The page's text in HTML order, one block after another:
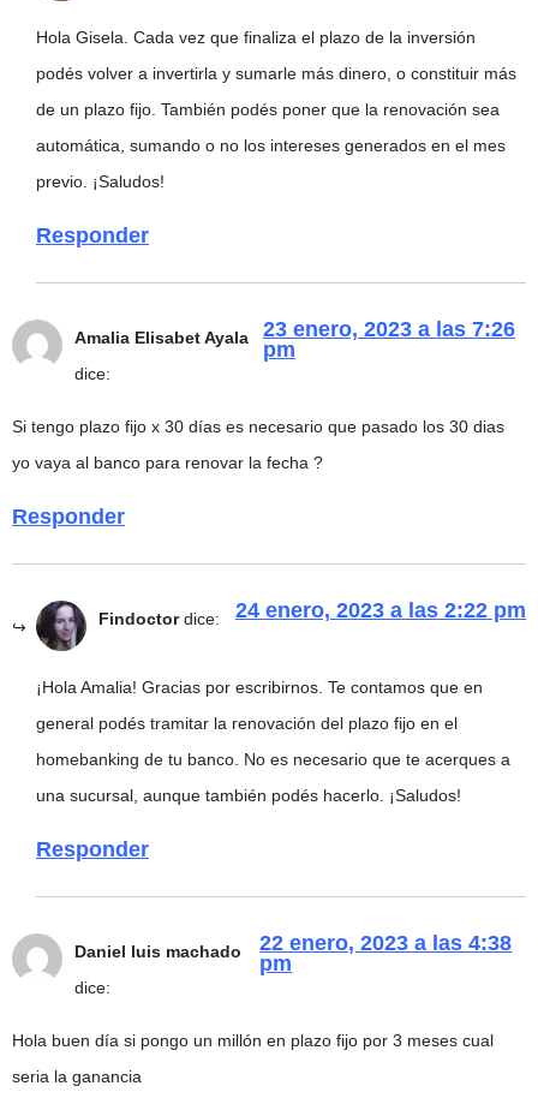
Hola Gisela. Cada vez que finaliza el plazo de la inversión
podés volver a invertirla y sumarle más dinero, o constituir más
de un plazo fijo. También podés poner que la renovación sea
automática, sumando o no los intereses generados en el mes
previo. ¡Saludos!
Responder
Amalia Elisabet Ayala
dice:
23 enero, 2023 a las 7:26
pm
Si tengo plazo fijo x 30 días es necesario que pasado los 30 dias
yo vaya al banco para renovar la fecha ?
Responder
Findoctor dice: 24 enero, 2023 a las 2:22 pm
¡Hola Amalia! Gracias por escribirnos. Te contamos que en
general podés tramitar la renovación del plazo fijo en el
homebanking de tu banco. No es necesario que te acerques a
una sucursal, aunque también podés hacerlo. ¡Saludos!
Responder
Daniel luis machado
dice:
22 enero, 2023 a las 4:38
pm
Hola buen día si pongo un millón en plazo fijo por 3 meses cual
seria la ganancia